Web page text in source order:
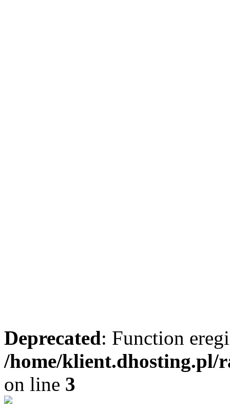
Deprecated: Function
/home/
on line 3